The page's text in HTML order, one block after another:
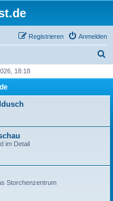
Anmelden
Registrieren
h
18:18
im Detail
Storchenzentrum